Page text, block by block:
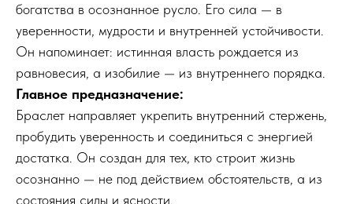
богатства в осознанное русло. Его сила — в
уверенности, мудрости и внутренней устойчивости.
Он напоминает: истинная власть рождается из
равновесия, а изобилие — из внутреннего порядка.
Главное предназначение:
Браслет направляет укрепить внутренний стержень,
пробудить уверенность и соединиться с энергией
достатка. Он создан для тех, кто строит жизнь
осознанно — не под действием обстоятельств, а из
состояния силы и ясности.